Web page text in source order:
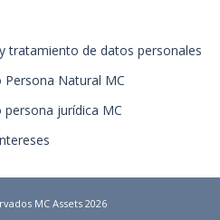
tratamiento de datos personales
Natural MC
jurídica MC
MC Assets 2026